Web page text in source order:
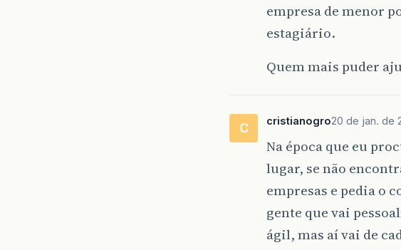
empresa de menor
estagiário.
Quem mais puder
C cristianogro20 de jan. de
Na época que eu
lugar, se não
empresas e pedia o
gente que vai
ágil, mas aí vai de